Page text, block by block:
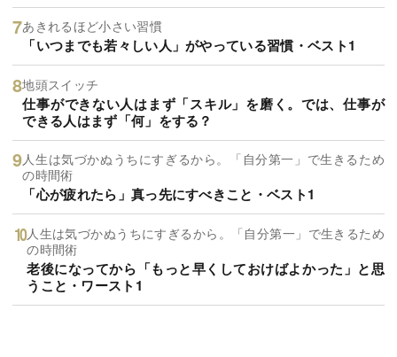
あきれるほど小さい習慣
「いつまでも若々しい人」がやっている習慣・ベスト1
地頭スイッチ
仕事ができない人はまず「スキル」を磨く。では、仕事が
できる人はまず「何」をする？
人生は気づかぬうちにすぎるから。「自分第一」で生きるため
の時間術
「心が疲れたら」真っ先にすべきこと・ベスト1
人生は気づかぬうちにすぎるから。「自分第一」で生きるため
の時間術
老後になってから「もっと早くしておけばよかった」と思
うこと・ワースト1